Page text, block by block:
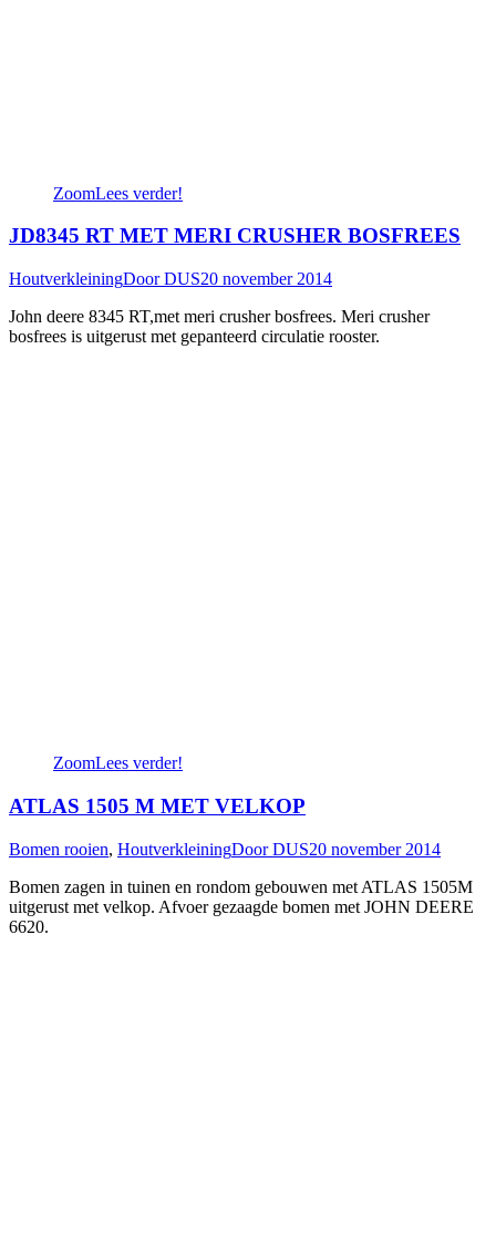
ZoomLees verder!
JD8345 RT MET MERI CRUSHER BOSFREES
HoutverkleiningDoorDUS20 november 2014
John deere 8345 RT,met meri crusher bosfrees. Meri crusher
bosfrees is uitgerust met gepanteerd circulatie rooster.
ZoomLees verder!
ATLAS 1505 M MET VELKOP
Bomen rooien, HoutverkleiningDoorDUS20 november 2014
Bomen zagen in tuinen en rondom gebouwen met ATLAS 1505M
uitgerust met velkop. Afvoer gezaagde bomen met JOHN DEERE
6620.